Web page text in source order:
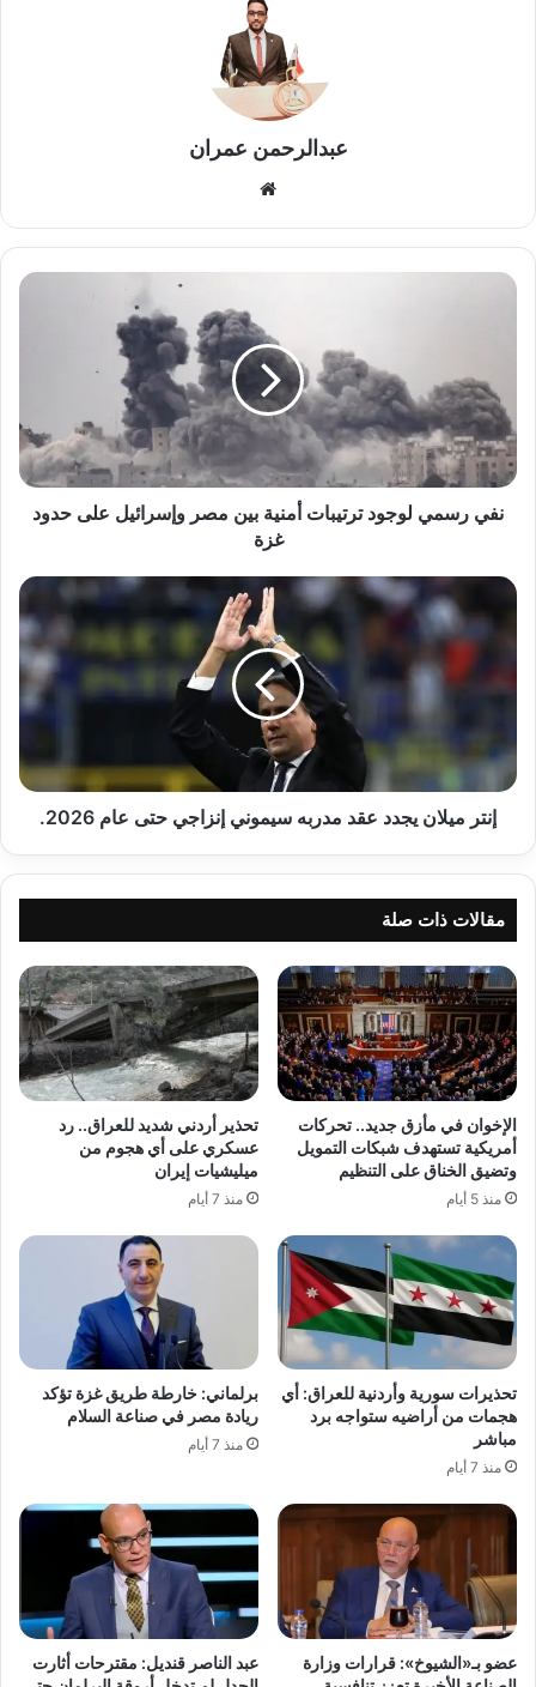
عبدالرحمن عمران
نفي
أمنية
بين
مصر
وإسرائيل
على
حدود
نفي رسمي لوجود ترتيبات أمنية بين مصر وإسرائيل على حدود
غزة
إنتر
ميلان
مدربه
حتى
عام
2026.إنتر ميلان يجدد عقد مدربه سيموني إنزاجي حتى عام 2026.
مقالات ذات صلة
الإخوان في مأزق جديد.. تحركات
أمريكية تستهدف شبكات التمويل
وتضيق الخناق على التنظيم
منذ 5 أيام
تحذير أردني شديد للعراق.. رد
عسكري على أي هجوم من
ميليشيات إيران
منذ 7 أيام
تحذيرات سورية وأردنية للعراق: أي
هجمات من أراضيه ستواجه برد
مباشر
منذ 7 أيام
برلماني: خارطة طريق غزة تؤكد
ريادة مصر في صناعة السلام
منذ 7 أيام
عضو بـ«الشيوخ»: قرارات وزارة
عبد الناصر قنديل: مقترحات أثارت